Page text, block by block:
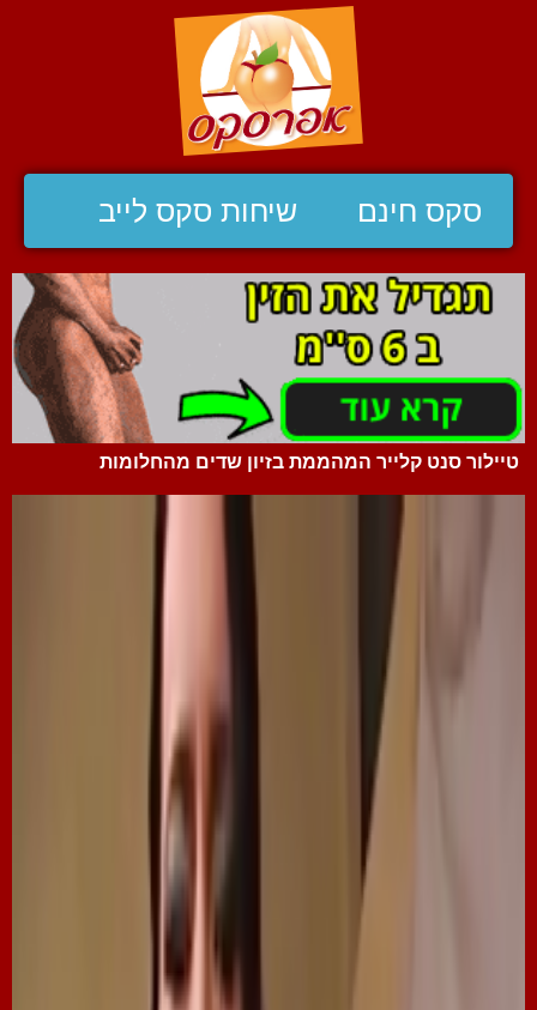
סקס חינם שיחות סקס לייב
טיילור סנט קלייר המהממת בזיון שדים מהחלומות